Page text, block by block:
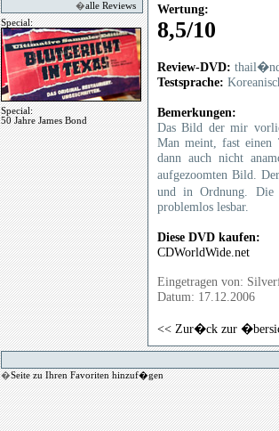
�alle Reviews
Special:
Special:
50 Jahre James Bond
Wertung:
8,5/10
Review-DVD:
Testsprache:
Bemerkungen:
Das Bild der mir
Man meint, fast einen
dann auch nicht
aufgezoomten Bild.
und in Ordnung. Die
problemlos lesbar.
Diese DVD kaufen:
CDWorldWide.net
Eingetragen von:
Datum: 17.12.2006
<< Zur�ck zur
�Seite zu Ihren Favoriten hinzuf�gen